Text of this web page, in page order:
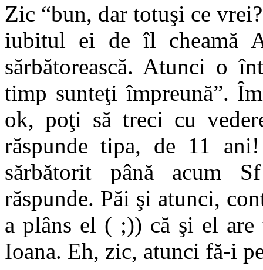
Zic “bun, dar totuşi ce
iubitul ei de îl cheamă
sărbătorească. Atunci o
timp sunteţi împreună”.
ok, poţi să treci cu
răspunde tipa, de 11
sărbătorit până acum
răspunde. Păi şi atunci,
a plâns el ( ;)) că şi el are
Ioana. Eh, zic, atunci fă-i